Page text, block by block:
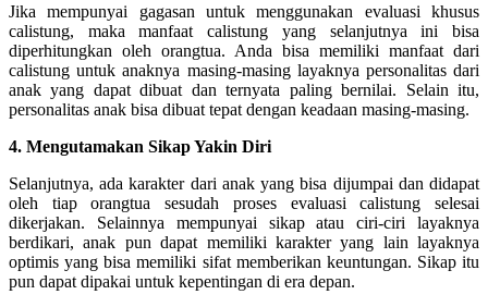
Jika mempunyai gagasan untuk menggunakan evaluasi khusus
calistung, maka manfaat calistung yang selanjutnya ini bisa
diperhitungkan oleh orangtua. Anda bisa memiliki manfaat dari
calistung untuk anaknya masing-masing layaknya personalitas dari
anak yang dapat dibuat dan ternyata paling bernilai. Selain itu,
personalitas anak bisa dibuat tepat dengan keadaan masing-masing.
4. Mengutamakan Sikap Yakin Diri
Selanjutnya, ada karakter dari anak yang bisa dijumpai dan didapat
oleh tiap orangtua sesudah proses evaluasi calistung selesai
dikerjakan. Selainnya mempunyai sikap atau ciri-ciri layaknya
berdikari, anak pun dapat memiliki karakter yang lain layaknya
optimis yang bisa memiliki sifat memberikan keuntungan. Sikap itu
pun dapat dipakai untuk kepentingan di era depan.